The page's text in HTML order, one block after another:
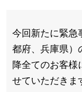
今回新たに緊急
都府、兵庫県）
降全てのお客様
せていただきま